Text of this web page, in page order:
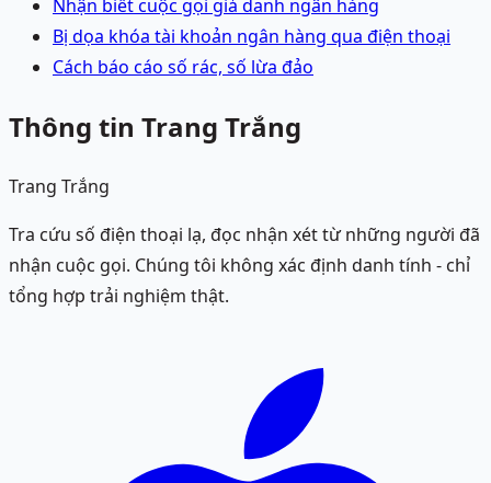
Nhận biết cuộc gọi giả danh ngân hàng
Bị dọa khóa tài khoản ngân hàng qua điện thoại
Cách báo cáo số rác, số lừa đảo
Thông tin Trang Trắng
Trang Trắng
Tra cứu số điện thoại lạ, đọc nhận xét từ những người đã
nhận cuộc gọi. Chúng tôi không xác định danh tính - chỉ
tổng hợp trải nghiệm thật.